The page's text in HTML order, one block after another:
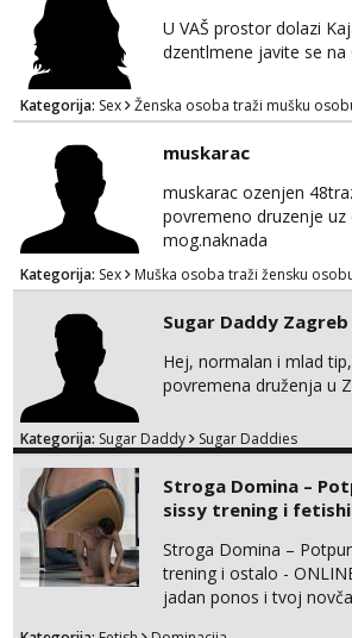
U VAŠ prostor dolazi
dzentlmene javite se na
Kategorija: Sex Ženska osoba traži mušku
muskarac
muskarac ozenjen
povremeno druzenje uz
mog.naknada
Kategorija: Sex Muška osoba traži žensku
Sugar Daddy Zagreb
Hej, normalan i mlad
povremena druženja u
Kategorija: Sugar Daddy Sugar Daddies
Stroga Domina –
sissy trening i fetishi
Stroga Domina –
trening i ostalo -
jadan ponos i tvoj